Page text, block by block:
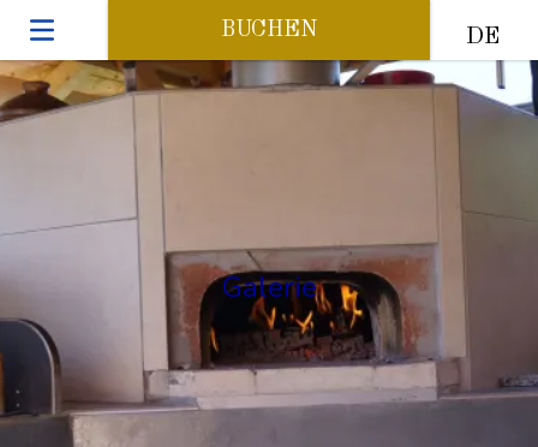
BUCHEN DE
Galerie